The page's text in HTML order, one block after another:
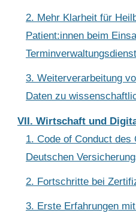
2. Mehr Klarheit für
Patient:innen beim
3. Weiterverarbeitung
Daten zu
VII. Wirtschaft und
1. Code of Conduct des
Deutschen
2. Fortschritte bei
3. Erste Erfahrungen